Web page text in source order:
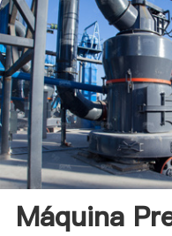
Máquina